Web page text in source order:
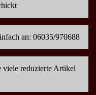
an: 06035/970688
viele reduzierte Artikel